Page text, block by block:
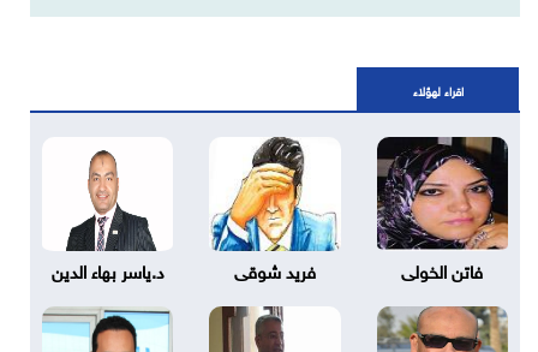
اقراء لهؤلاء
فاتن الخولى فريد شوقى د.ياسر بهاء الدين